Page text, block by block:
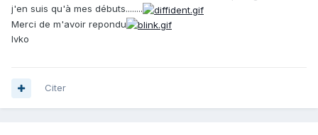
j'en suis qu'à mes débuts........
Merci de m'avoir repondu
Ivko
Citer